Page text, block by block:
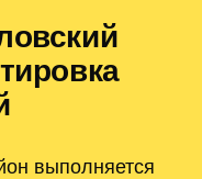
выполняется